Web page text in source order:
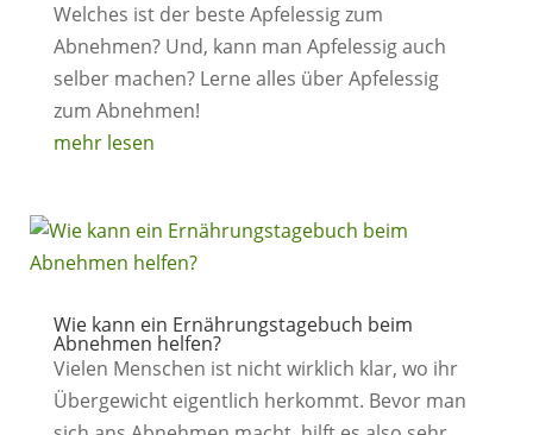
Welches ist der beste Apfelessig zum
Abnehmen? Und, kann man Apfelessig auch
selber machen? Lerne alles über Apfelessig
zum Abnehmen!
mehr lesen
Wie kann ein Ernährungstagebuch beim
Abnehmen helfen?
Vielen Menschen ist nicht wirklich klar, wo ihr
Übergewicht eigentlich herkommt. Bevor man